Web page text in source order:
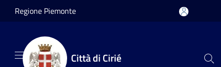
Salta al contenuto principale
Regione Piemonte
Città di Cirié